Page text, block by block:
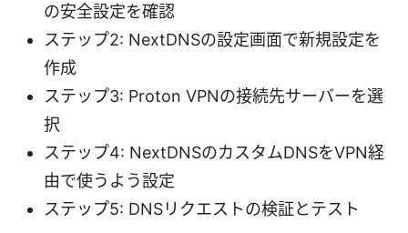
の安全設定を確認
ステップ2: NextDNSの設定画面で新規設定を
作成
ステップ3: Proton VPNの接続先サーバーを選
択
ステップ4: NextDNSのカスタムDNSをVPN経
由で使うよう設定
ステップ5: DNSリクエストの検証とテスト